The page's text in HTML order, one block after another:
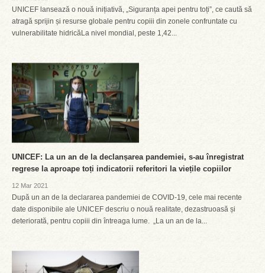
UNICEF lansează o nouă inițiativă, „Siguranța apei pentru toți”, ce caută să
atragă sprijin și resurse globale pentru copiii din zonele confruntate cu
vulnerabilitate hidricăLa nivel mondial, peste 1,42...
UNICEF: La un an de la declanșarea pandemiei, s-au înregistrat
regrese la aproape toți indicatorii referitori la viețile copiilor
12 Mar 2021
După un an de la declararea pandemiei de COVID-19, cele mai recente
date disponibile ale UNICEF descriu o nouă realitate, dezastruoasă și
deteriorată, pentru copiii din întreaga lume. „La un an de la...